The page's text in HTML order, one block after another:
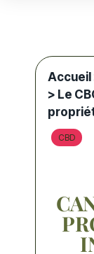
Accueil
> Le
CBD